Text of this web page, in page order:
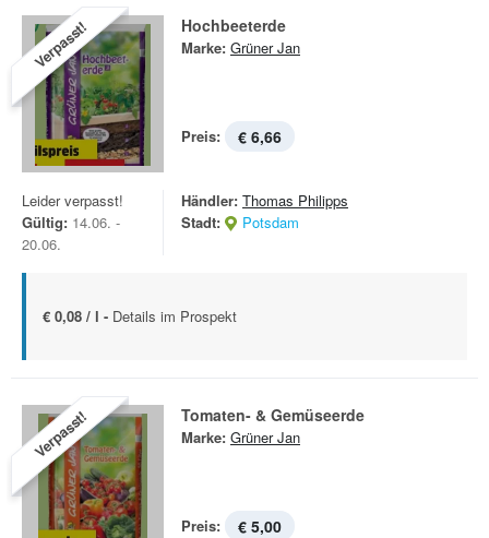
Verpasst! Hochbeeterde
Marke: Grüner Jan
Preis: € 6,66
Leider verpasst!
Gültig: 14.06. -
20.06.
Händler: Thomas Philipps
Stadt:
Potsdam
€ 0,08 / l - Details im Prospekt
Verpasst! Tomaten- & Gemüseerde
Marke: Grüner Jan
Preis: € 5,00